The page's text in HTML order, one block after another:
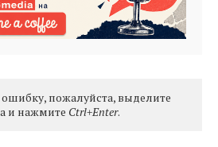
пожалуйста, выделите
и нажмите Ctrl+Enter.